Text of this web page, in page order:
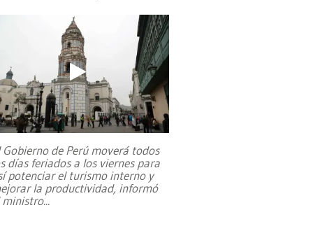
Gobierno de Perú moverá todos
días feriados a los viernes para
potenciar el turismo interno y
la productividad, informó
ministro...